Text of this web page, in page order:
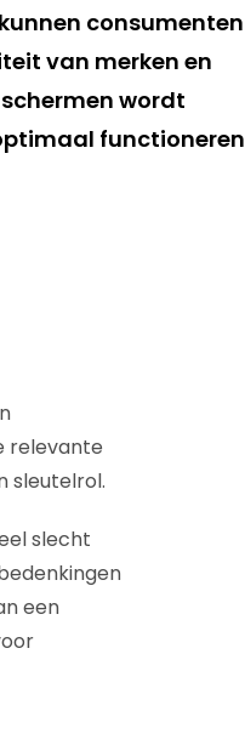
consumenten
van merken en
wordt
functioneren
relevante
sleutelrol.
slecht
een